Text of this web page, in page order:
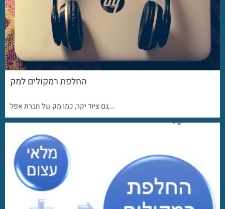
החלפת רמקולים למק
גם ציוד יקר, כמו מק של חברת אפל,…